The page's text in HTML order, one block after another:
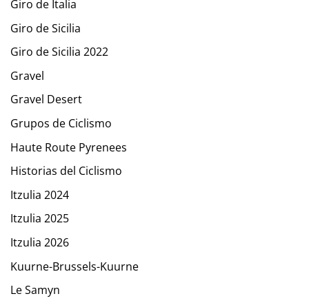
Giro de Italia
Giro de Sicilia
Giro de Sicilia 2022
Gravel
Gravel Desert
Grupos de Ciclismo
Haute Route Pyrenees
Historias del Ciclismo
Itzulia 2024
Itzulia 2025
Itzulia 2026
Kuurne-Brussels-Kuurne
Le Samyn